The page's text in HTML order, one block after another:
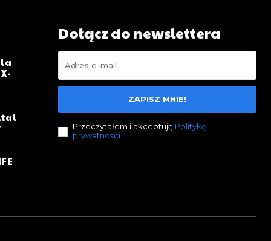
Dołącz do newslettera
ZAPISZ MNIE!
Przeczytałem i akceptuję Politykę
prywatności.